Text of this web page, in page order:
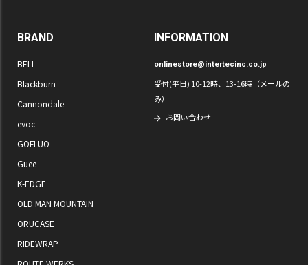
BRAND
BELL
Blackburn
Cannondale
evoc
GOFLUO
Guee
K-EDGE
OLD MAN MOUNTAIN
ORUCASE
RIDEWRAP
INFORMATION
onlinestore@intertecinc.co.jp
受付(平日) 10-12時、13-16時（メールの
み）
お問い合わせ